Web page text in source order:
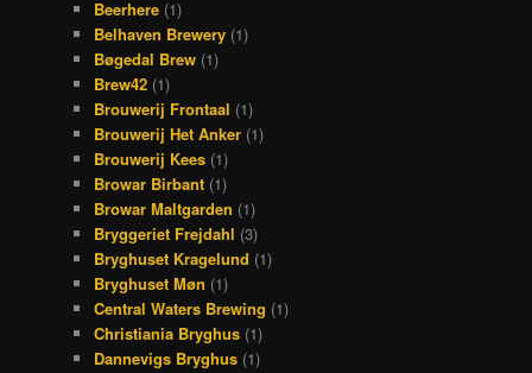
Beerhere (1)
Belhaven Brewery (1)
Bøgedal Brew (1)
Brew42 (1)
Brouwerij Frontaal (1)
Brouwerij Het Anker (1)
Brouwerij Kees (1)
Browar Birbant (1)
Browar Maltgarden (1)
Bryggeriet Frejdahl (3)
Bryghuset Kragelund (1)
Bryghuset Møn (1)
Central Waters Brewing (1)
Christiania Bryghus (1)
Dannevigs Bryghus (1)